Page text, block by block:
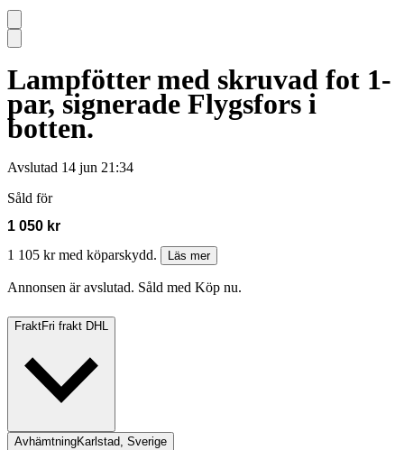
Lampfötter med skruvad fot 1-
par, signerade Flygsfors i
botten.
Avslutad 14 jun 21:34
Såld för
1 050 kr
1 105 kr med köparskydd.
Läs mer
Annonsen är avslutad. Såld med Köp nu.
FraktFri frakt DHL
AvhämtningKarlstad, Sverige